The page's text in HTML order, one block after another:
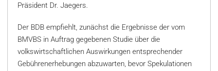
Präsident Dr. Jaegers.
Der BDB empfiehlt, zunächst die Ergebnisse der vom
BMVBS in Auftrag gegebenen Studie über die
volkswirtschaftlichen Auswirkungen entsprechender
Gebührenerhebungen abzuwarten, bevor Spekulationen